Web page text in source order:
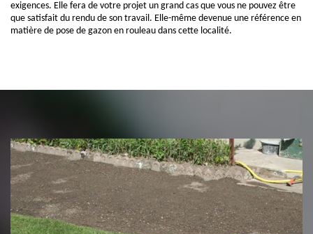
exigences. Elle fera de votre projet un grand cas que vous ne pouvez être
que satisfait du rendu de son travail. Elle-même devenue une référence en
matière de pose de gazon en rouleau dans cette localité.